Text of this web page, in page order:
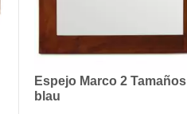
Espejo Marco 2 Tamaños
blau